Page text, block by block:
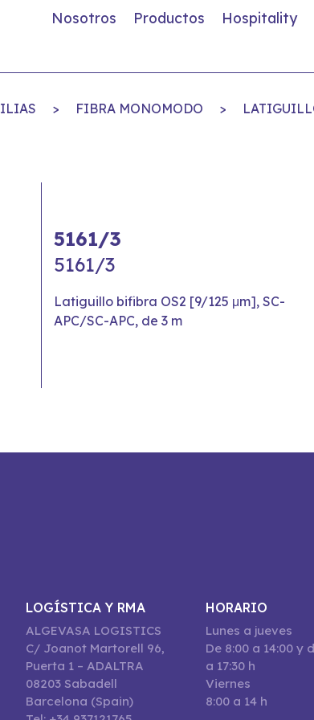
Nosotros Productos Hospitality
> FIBRA MONOMODO >
5161/3
5161/3
Latiguillo bifibra OS2 [9/125 μm], SC-
APC/SC-APC, de 3 m
LOGÍSTICA Y RMA
ALGEVASA LOGISTICS
C/ Joanot Martorell 96,
Puerta 1 – ADALTRA
08203 Sabadell
Barcelona (Spain)
HORARIO
Lunes a jueves
De 8:00 a 14:00 y
a 17:30 h
Viernes
8:00 a 14 h